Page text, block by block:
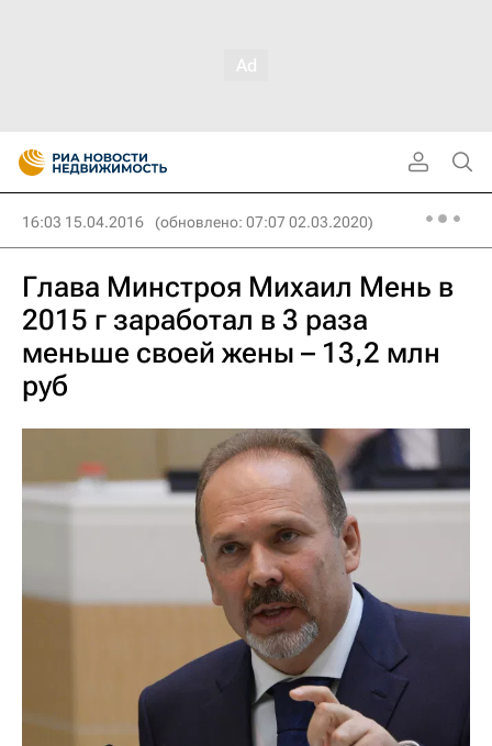
16:03 15.04.2016 (обновлено: 07:07 02.03.2020)
Глава Минстроя Михаил Мень в
2015 г заработал в 3 раза
меньше своей жены – 13,2 млн
руб